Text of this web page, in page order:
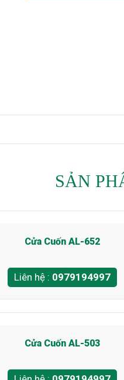
SẢN
Cửa Cuốn AL-652
Liên hệ : 0979194997
Cửa Cuốn AL-503